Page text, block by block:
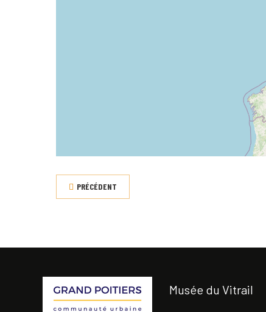
PRÉCÉDENT
Musée du Vitrail